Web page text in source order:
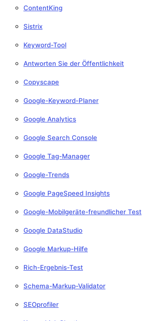
ContentKing
Sistrix
Keyword-Tool
Antworten Sie der Öffentlichkeit
Copyscape
Google-Keyword-Planer
Google Analytics
Google Search Console
Google Tag-Manager
Google-Trends
Google PageSpeed Insights
Google-Mobilgeräte-freundlicher Test
Google DataStudio
Google Markup-Hilfe
Rich-Ergebnis-Test
Schema-Markup-Validator
SEOprofiler